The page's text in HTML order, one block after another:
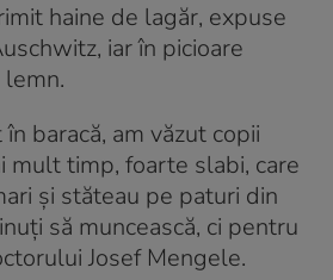
haine de lagăr, expuse
iar în picioare
baracă, am văzut copii
mult timp, foarte slabi, care
și stăteau pe paturi din
să muncească, ci pentru
Josef Mengele.